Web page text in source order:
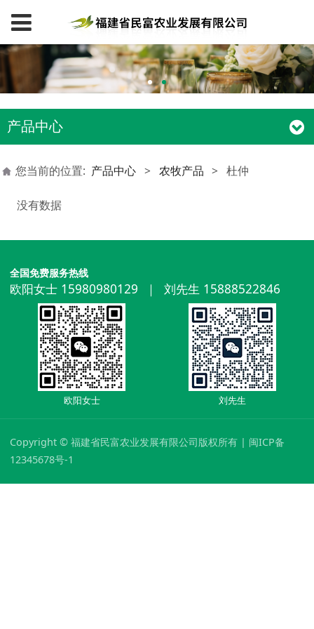
产品中心
您当前的位置: 产品中心 > 农牧产品 > 杜仲
没有数据
全国免费服务热线
欧阳女士 15980980129 ｜ 刘先生 15888522846
欧阳女士 刘先生
Copyright © 福建省民富农业发展有限公司版权所有 | 闽ICP备
12345678号-1